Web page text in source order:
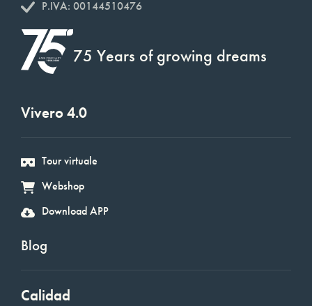
P.IVA: 00144510476
75 Years of growing dreams
Vivero 4.0
Tour virtuale
Webshop
Download APP
Blog
Calidad